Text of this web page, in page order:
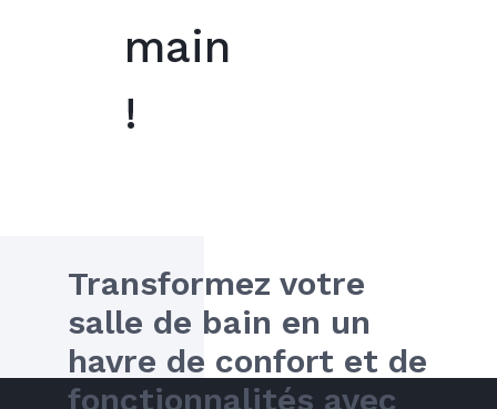
main
!
Transformez votre
salle de bain en un
havre de confort et de